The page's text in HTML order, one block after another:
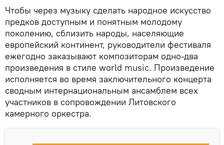
Чтобы через музыку сделать народное искусство
предков доступным и понятным молодому
поколению, сблизить народы, населяющие
европейский континент, руководители фестиваля
ежегодно заказывают композиторам одно-два
произведения в стиле world music. Произведение
исполняется во время заключительного концерта
сводным интернациональным ансамблем всех
участников в сопровождении Литовского
камерного оркестра.